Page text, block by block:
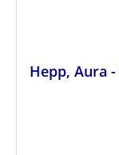
Hepp, Aura